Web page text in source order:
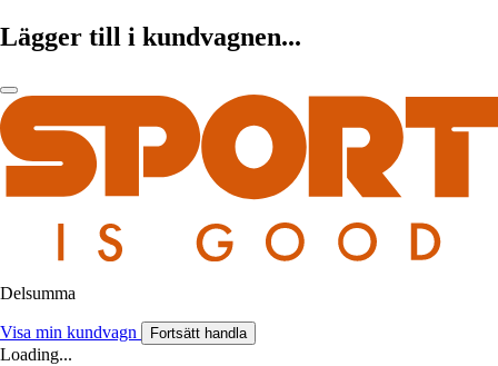
Lägger till i kundvagnen...
Delsumma
Visa min kundvagn Fortsätt handla
Loading...